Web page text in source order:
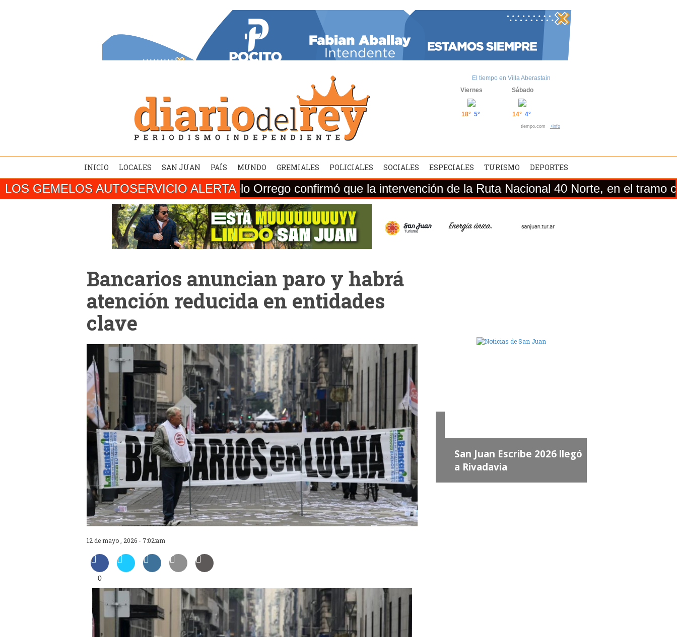
El tiempo en Villa Aberastain
Viernes
18° 5°
Sábado
14° 4°
tiempo.com +info
INICIO LOCALES SAN JUAN PAÍS MUNDO GREMIALES POLICIALES SOCIALES ESPECIALES TURISMO DEPORTES
LOS GEMELOS AUTOSERVICIO ALERTA
SAN JUAN/ El gobernador Marcelo Orrego confirmó que la intervención de la Ruta Nacional 40 Norte, en el tramo
Bancarios anuncian paro y habrá
atención reducida en entidades
clave
12 de mayo , 2026 - 7:02:am
0
La Cámara de Diputados
presentó el concurso "San
Juan Escribe" en Santa
Lucía
San Juan Escribe 2026 llegó
a Rivadavia